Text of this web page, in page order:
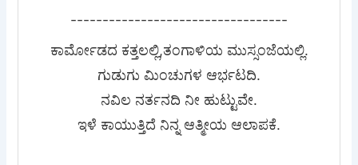
----------------------------------
ಕಾರ್ಮೋಡದ ಕತ್ತಲಲ್ಲಿ,ತಂಗಾಳಿಯ ಮುಸ್ಸಂಜೆಯಲ್ಲಿ.
ಗುಡುಗು ಮಿಂಚುಗಳ ಆರ್ಭಟದಿ.
ನವಿಲ ನರ್ತನದಿ ನೀ ಹುಟ್ಟುವೇ.
ಇಳೆ ಕಾಯುತ್ತಿದೆ ನಿನ್ನ ಆತ್ಮೀಯ ಆಲಾಪಕೆ.